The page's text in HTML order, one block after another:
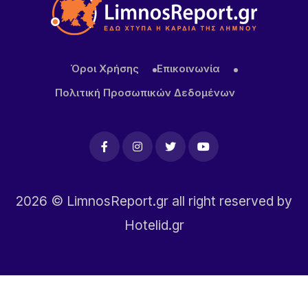
22 ΏΡΕΣ ΠΡΙΝ
Όροι Χρήσης
Επικοινωνία
Πολιτική Προσωπικών Δεδομένων
2026 © LimnosReport.gr all right reserved by
Hotelid.gr